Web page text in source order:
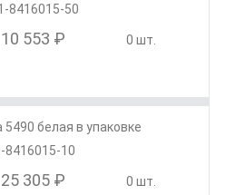
8416015-50
10 553 ₽ 0 шт.
белая в упаковке
8416015-10
25 305 ₽ 0 шт.